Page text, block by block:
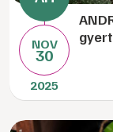
NOV
30
2025